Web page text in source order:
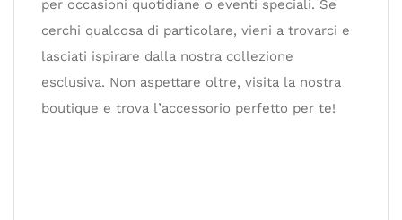
per occasioni quotidiane o eventi speciali. Se
cerchi qualcosa di particolare, vieni a trovarci e
lasciati ispirare dalla nostra collezione
esclusiva. Non aspettare oltre, visita la nostra
boutique e trova l’accessorio perfetto per te!